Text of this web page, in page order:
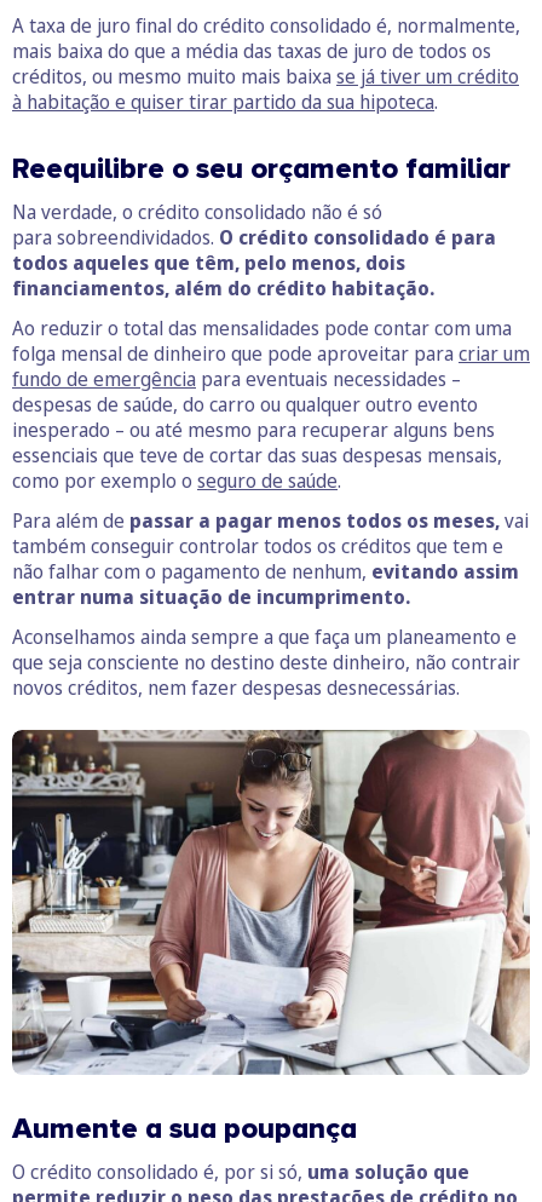
A taxa de juro final do crédito consolidado é, normalmente,
mais baixa do que a média das taxas de juro de todos os
créditos, ou mesmo muito mais baixa se já tiver um crédito
à habitação e quiser tirar partido da sua hipoteca.
Reequilibre o seu orçamento familiar
Na verdade, o crédito consolidado não é só
para sobreendividados. O crédito consolidado é para
todos aqueles que têm, pelo menos, dois
financiamentos, além do crédito habitação.
Ao reduzir o total das mensalidades pode contar com uma
folga mensal de dinheiro que pode aproveitar para criar um
fundo de emergência para eventuais necessidades –
despesas de saúde, do carro ou qualquer outro evento
inesperado – ou até mesmo para recuperar alguns bens
essenciais que teve de cortar das suas despesas mensais,
como por exemplo o seguro de saúde.
Para além de passar a pagar menos todos os meses,vai
também conseguir controlar todos os créditos que tem e
não falhar com o pagamento de nenhum, evitando assim
entrar numa situação de incumprimento.
Aconselhamos ainda sempre a que faça um planeamento e
que seja consciente no destino deste dinheiro, não contrair
novos créditos, nem fazer despesas desnecessárias.
Aumente a sua poupança
O crédito consolidado é, por si só, uma solução que